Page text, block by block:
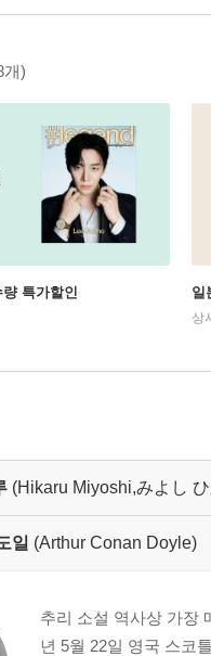
개)
특가할인 일
상
(Hikaru Miyoshi,みよし
일 (Arthur Conan Doyle)
추리 소설 역사상 가장
년 5월 22일 영국 스코